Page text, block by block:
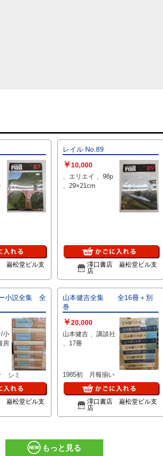
巌松堂ビル支
レイル No.89
￥10,000
、エリエイ 、98p
、29×21cm
澤口書店 巌松堂ビル支
店
小説全集 全
/小
シミ
巌松堂ビル支
山本健吉全集 全16冊＋別
巻
￥20,000
山本健吉 、講談社
、17冊
1985初 月報揃い
澤口書店 巌松堂ビル支
店
もっと見る